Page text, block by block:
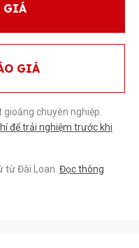
GIÁ
GIÁ
chuyên nghiệp.
để trải nghiệm trước khi
từ Đài Loan. Đọc thông